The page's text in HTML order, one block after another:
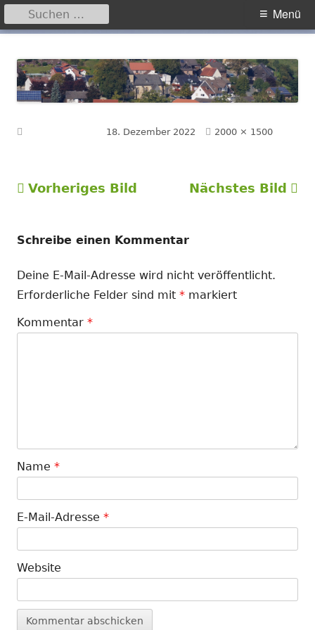
zum
Inhalt
Primäres
Menü
Suchen
nach:
18. Dezember 2022 Volle
2000 × 1500
Vorheriges Bild Nächstes Bild
Schreibe einen Kommentar
Deine E-Mail-Adresse wird nicht veröffentlicht.
Erforderliche Felder sind mit * markiert
Kommentar *
Name *
E-Mail-Adresse *
Website